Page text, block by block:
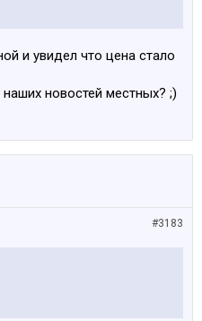
и увидел что цена стало
новостей местных? ;)
#3183